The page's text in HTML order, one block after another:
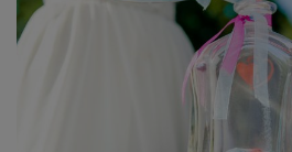
Loading...